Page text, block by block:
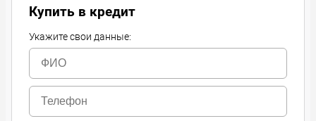
Купить в кредит
Укажите свои данные: